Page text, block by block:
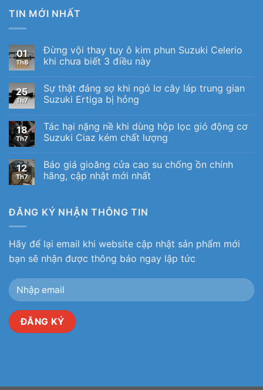
TIN MỚI NHẤT
01
Th8
Đừng vội thay tuy ô kim phun Suzuki Celerio
khi chưa biết 3 điều này
25
Th7
Sự thật đáng sợ khi ngó lơ cây láp trung gian
Suzuki Ertiga bị hỏng
18
Th7
Tác hại nặng nề khi dùng hộp lọc gió động cơ
Suzuki Ciaz kém chất lượng
12
Th7
Báo giá gioăng cửa cao su chống ồn chính
hãng, cập nhật mới nhất
ĐĂNG KÝ NHẬN THÔNG TIN
Hãy để lại email khi website cập nhật sản phẩm mới
bạn sẽ nhận được thông báo ngay lập tức